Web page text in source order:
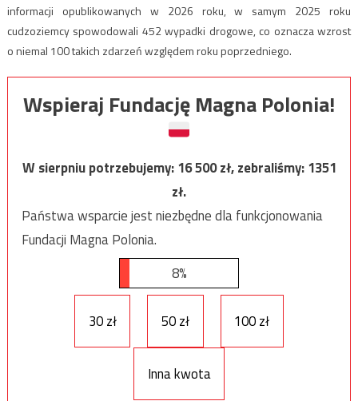
informacji opublikowanych w 2026 roku, w samym 2025 roku
cudzoziemcy spowodowali 452 wypadki drogowe, co oznacza wzrost
o niemal 100 takich zdarzeń względem roku poprzedniego.
Wspieraj Fundację Magna Polonia!
W sierpniu potrzebujemy:16 500zł, zebraliśmy:1351
zł.
Państwa wsparcie jest niezbędne dla funkcjonowania
Fundacji Magna Polonia.
8%
30 zł 50 zł 100 zł
Inna kwota